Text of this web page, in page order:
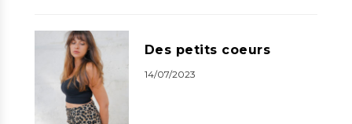
Des petits coeurs
14/07/2023